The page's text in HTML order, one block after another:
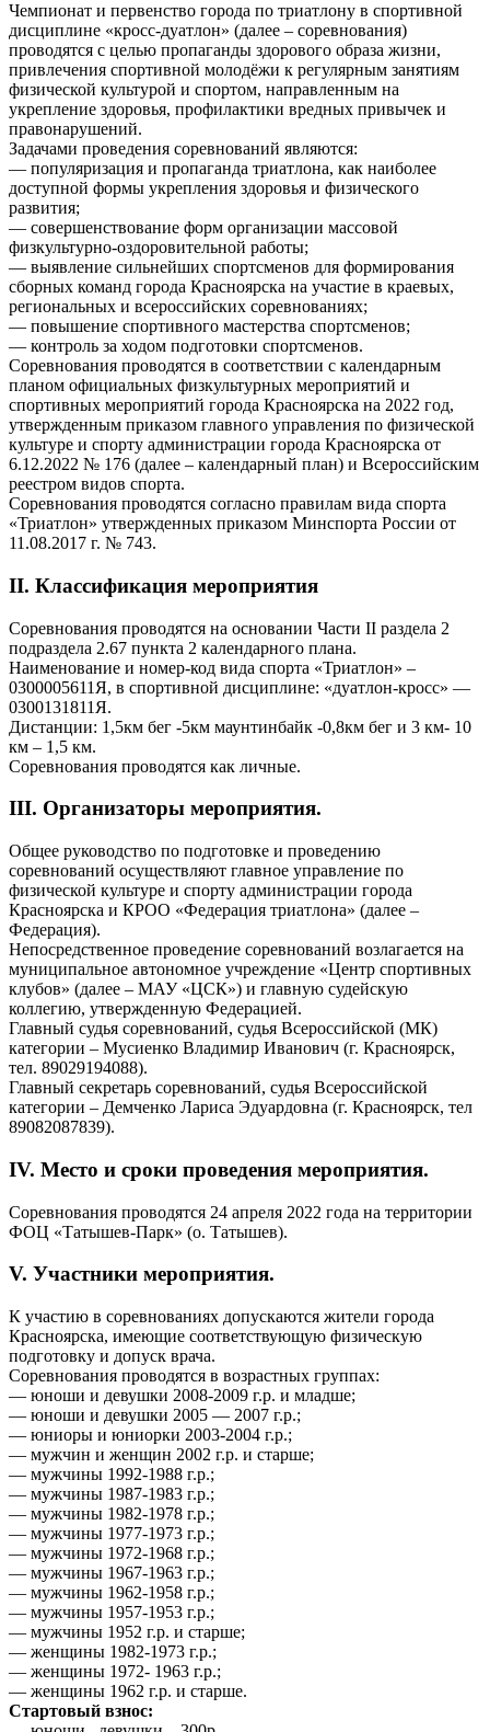
Чемпионат и первенство города по триатлону в спортивной
дисциплине «кросс-дуатлон» (далее – соревнования)
проводятся с целью пропаганды здорового образа жизни,
привлечения спортивной молодёжи к регулярным занятиям
физической культурой и спортом, направленным на
укрепление здоровья, профилактики вредных привычек и
правонарушений.
Задачами проведения соревнований являются:
— популяризация и пропаганда триатлона, как наиболее
доступной формы укрепления здоровья и физического
развития;
— совершенствование форм организации массовой
физкультурно-оздоровительной работы;
— выявление сильнейших спортсменов для формирования
сборных команд города Красноярска на участие в краевых,
региональных и всероссийских соревнованиях;
— повышение спортивного мастерства спортсменов;
— контроль за ходом подготовки спортсменов.
Соревнования проводятся в соответствии с календарным
планом официальных физкультурных мероприятий и
спортивных мероприятий города Красноярска на 2022 год,
утвержденным приказом главного управления по физической
культуре и спорту администрации города Красноярска от
6.12.2022 № 176 (далее – календарный план) и Всероссийским
реестром видов спорта.
Соревнования проводятся согласно правилам вида спорта
«Триатлон» утвержденных приказом Минспорта России от
11.08.2017 г. № 743.
II. Классификация мероприятия
Соревнования проводятся на основании Части II раздела 2
подраздела 2.67 пункта 2 календарного плана.
Наименование и номер-код вида спорта «Триатлон» –
0300005611Я, в спортивной дисциплине: «дуатлон-кросс» —
0300131811Я.
Дистанции: 1,5км бег -5км маунтинбайк -0,8км бег и 3 км- 10
км – 1,5 км.
Соревнования проводятся как личные.
III. Организаторы мероприятия.
Общее руководство по подготовке и проведению
соревнований осуществляют главное управление по
физической культуре и спорту администрации города
Красноярска и КРОО «Федерация триатлона» (далее –
Федерация).
Непосредственное проведение соревнований возлагается на
муниципальное автономное учреждение «Центр спортивных
клубов» (далее – МАУ «ЦСК») и главную судейскую
коллегию, утвержденную Федерацией.
Главный судья соревнований, судья Всероссийской (МК)
категории – Мусиенко Владимир Иванович (г. Красноярск,
тел. 89029194088).
Главный секретарь соревнований, судья Всероссийской
категории – Демченко Лариса Эдуардовна (г. Красноярск, тел
89082087839).
IV. Место и сроки проведения мероприятия.
Соревнования проводятся 24 апреля 2022 года на территории
ФОЦ «Татышев-Парк» (о. Татышев).
V. Участники мероприятия.
К участию в соревнованиях допускаются жители города
Красноярска, имеющие соответствующую физическую
подготовку и допуск врача.
Соревнования проводятся в возрастных группах:
— юноши и девушки 2008-2009 г.р. и младше;
— юноши и девушки 2005 — 2007 г.р.;
— юниоры и юниорки 2003-2004 г.р.;
— мужчин и женщин 2002 г.р. и старше;
— мужчины 1992-1988 г.р.;
— мужчины 1987-1983 г.р.;
— мужчины 1982-1978 г.р.;
— мужчины 1977-1973 г.р.;
— мужчины 1972-1968 г.р.;
— мужчины 1967-1963 г.р.;
— мужчины 1962-1958 г.р.;
— мужчины 1957-1953 г.р.;
— мужчины 1952 г.р. и старше;
— женщины 1982-1973 г.р.;
— женщины 1972- 1963 г.р.;
— женщины 1962 г.р. и старше.
Стартовый взнос: